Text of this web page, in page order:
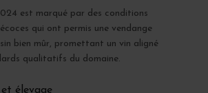
est marqué par des conditions
qui ont permis une vendange
bien mûr, promettant un vin aligné
qualitatifs du domaine.
élevage